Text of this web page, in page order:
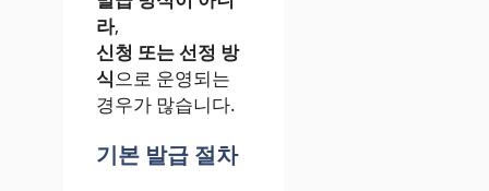
라,
신청 또는 선정 방
식으로 운영되는
경우가 많습니다.
기본 발급 절차